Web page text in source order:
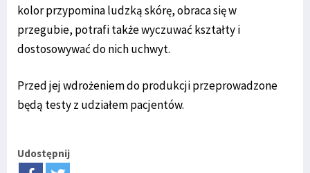
kolor przypomina ludzką skórę, obraca się w
przegubie, potrafi także wyczuwać kształty i
dostosowywać do nich uchwyt.
Przed jej wdrożeniem do produkcji przeprowadzone
będą testy z udziałem pacjentów.
Udostępnij